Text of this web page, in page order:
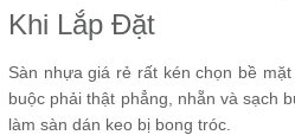
Khi Lắp Đặt
Sàn nhựa giá rẻ rất kén chọn bề
buộc phải thật phẳng, nhẵn và sạch
làm sàn dán keo bị bong tróc.